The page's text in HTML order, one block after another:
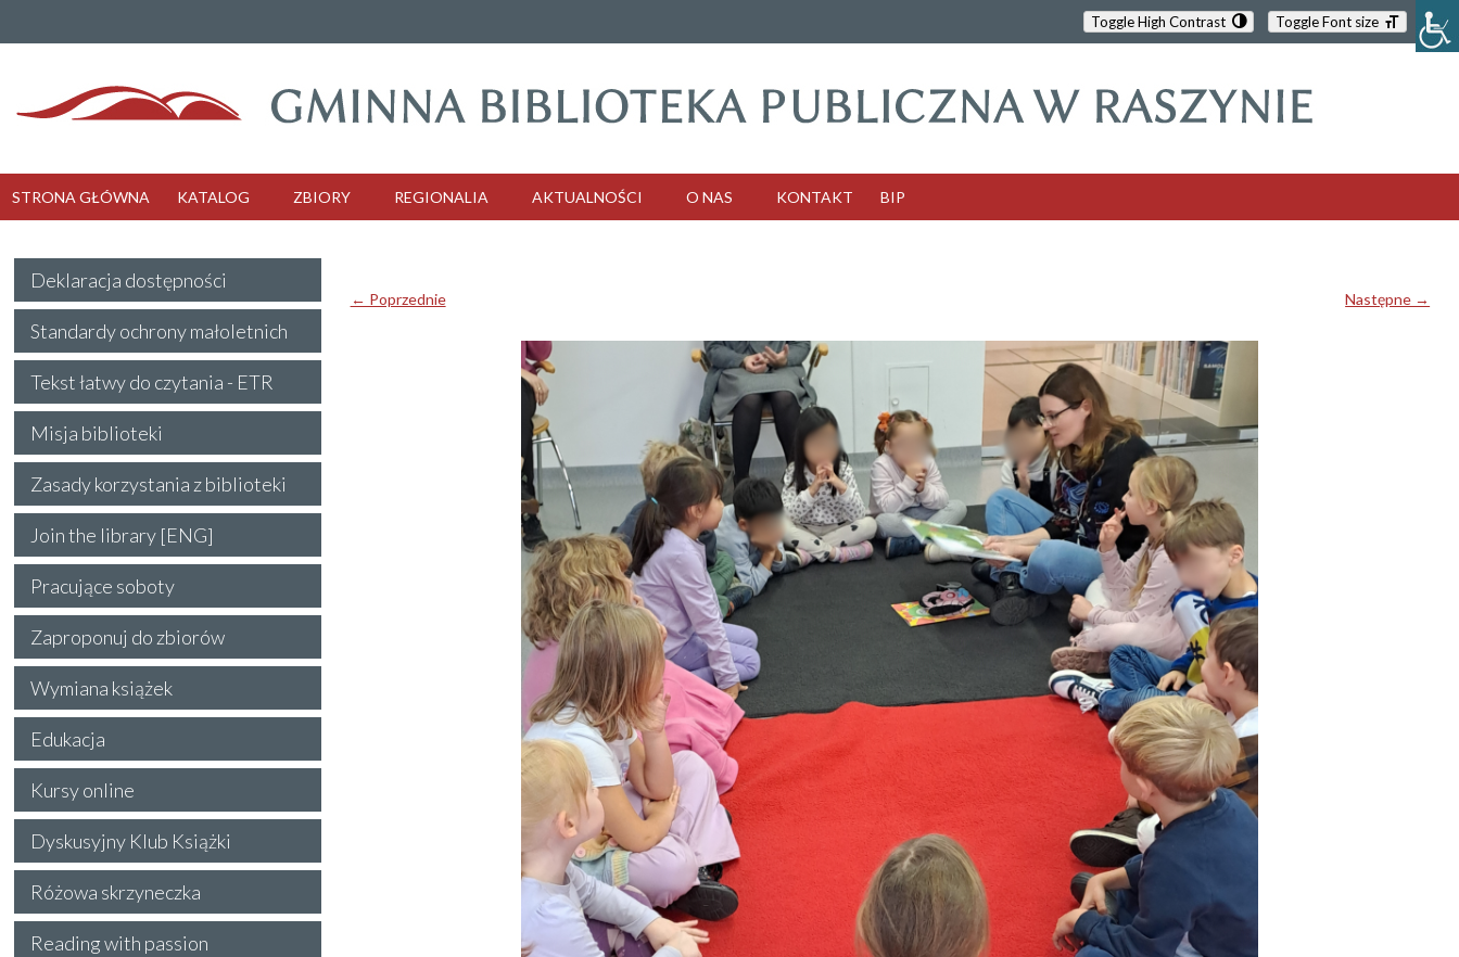
Toggle High Contrast Toggle Font size
STRONA GŁÓWNA KATALOG ZBIORY REGIONALIA AKTUALNOŚCI O NAS KONTAKT BIP
← Poprzednie Następne →
Deklaracja dostępności
Standardy ochrony małoletnich
Tekst łatwy do czytania - ETR
Misja biblioteki
Zasady korzystania z biblioteki
Join the library [ENG]
Pracujące soboty
Zaproponuj do zbiorów
Wymiana książek
Edukacja
Kursy online
Dyskusyjny Klub Książki
Różowa skrzyneczka
Reading with passion